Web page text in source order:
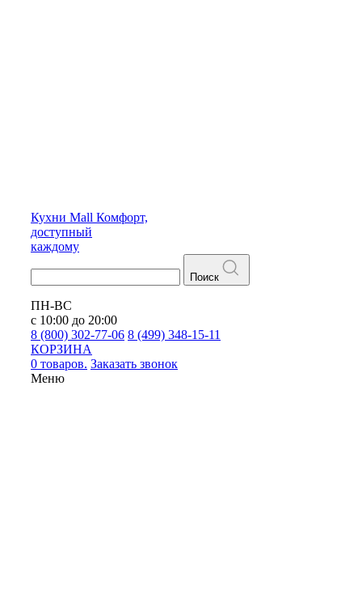
Кухни Mall Комфорт,
доступный
каждому
Поиск
ПН-ВС
с 10:00 до 20:00
8 (800) 302-77-06 8 (499) 348-15-11
КОРЗИНА
0 товаров. Заказать звонок
Меню